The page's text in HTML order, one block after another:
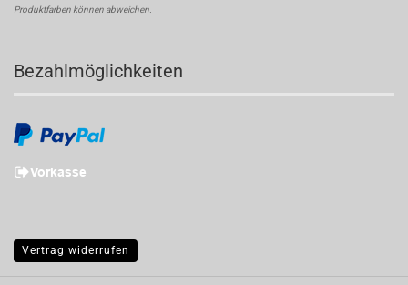
Produktfarben können abweichen.
Bezahlmöglichkeiten
Vertrag widerrufen